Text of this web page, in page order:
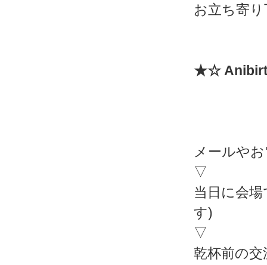
お立ち寄
★☆
メールや
▽
当日に会
す)
▽
乾杯前の